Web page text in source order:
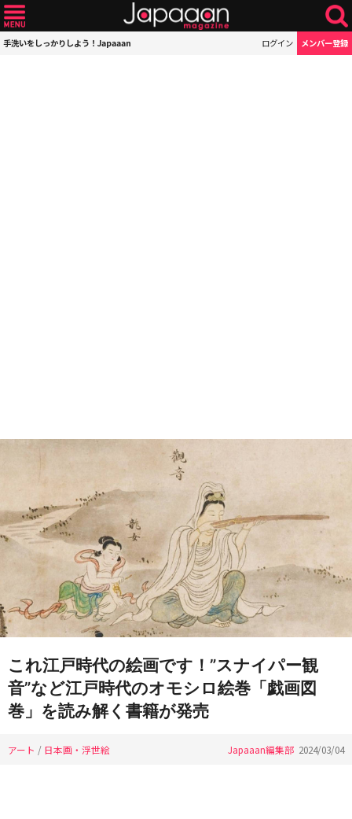
手洗いをしっかりしよう！Japaaan ログイン メンバー登録
これ江戸時代の絵画です！”スナイパー観
音”など江戸時代のオモシロ絵巻「戯画図
巻」を読み解く書籍が発売
アート / 日本画・浮世絵 Japaaan編集部 2024/03/04